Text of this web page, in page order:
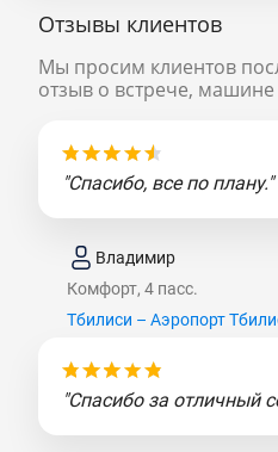
Отзывы клиентов
Мы просим клиентов
отзыв о встрече, машине
"Спасибо, все по плану."
Владимир
Комфорт, 4 пасс.
Тбилиси – Аэропорт
"Спасибо за отличный